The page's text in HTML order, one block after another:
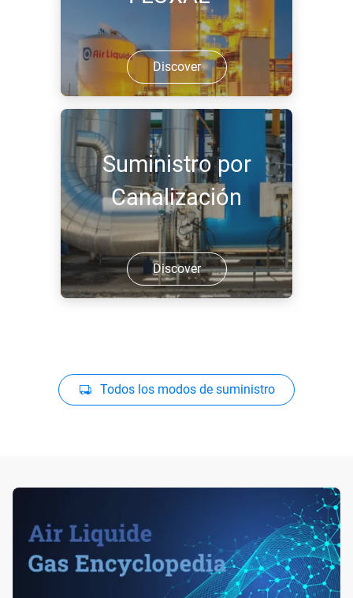
Discover
Suministro por
Canalización
Discover
Todos los modos de suministro